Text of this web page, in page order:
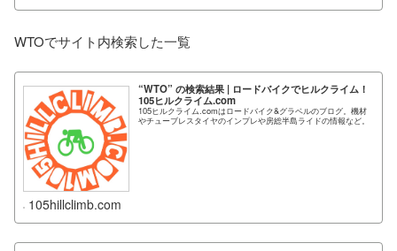
WTOでサイト内検索した一覧
“WTO” の検索結果 | ロードバイクでヒルクライム！
105ヒルクライム.com
105ヒルクライム.comはロードバイク&グラベルのブログ。機材
やチューブレスタイヤのインプレや房総半島ライドの情報など。
105hillclimb.com